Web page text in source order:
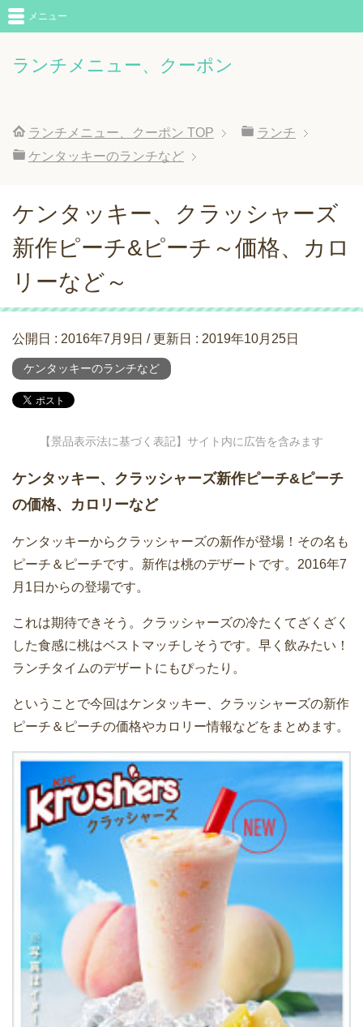
ランチメニュー、クーポン
メニュー
ランチメニュー、クーポン TOP
ランチ
ケンタッキーのランチなど
ケンタッキー、クラッシャーズ
新作ピーチ&ピーチ～価格、カロ
リーなど～
公開日 : 2016年7月9日 / 更新日 : 2019年10月25日
ケンタッキーのランチなど
【景品表示法に基づく表記】サイト内に広告を含みます
ケンタッキー、クラッシャーズ新作ピーチ&ピーチ
の価格、カロリーなど
ケンタッキーからクラッシャーズの新作が登場！その名も
ピーチ＆ピーチです。新作は桃のデザートです。2016年7
月1日からの登場です。
これは期待できそう。クラッシャーズの冷たくてざくざく
した食感に桃はベストマッチしそうです。早く飲みたい！
ランチタイムのデザートにもぴったり。
ということで今回はケンタッキー、クラッシャーズの新作
ピーチ＆ピーチの価格やカロリー情報などをまとめます。